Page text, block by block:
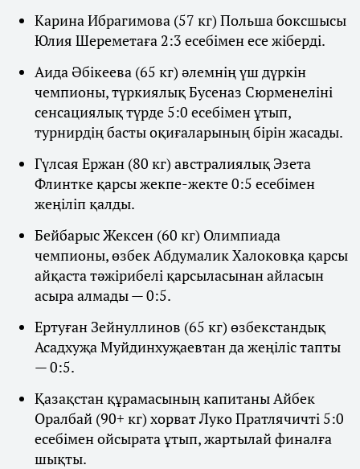
Карина Ибрагимова (57 кг) Польша боксшысы
Юлия Шереметаға 2:3 есебімен есе жіберді.
Аида Әбікеева (65 кг) әлемнің үш дүркін
чемпионы, түркиялық Бусеназ Сюрменеліні
сенсациялық түрде 5:0 есебімен ұтып,
турнирдің басты оқиғаларының бірін жасады.
Гүлсая Ержан (80 кг) австралиялық Эзета
Флинтке қарсы жекпе-жекте 0:5 есебімен
жеңіліп қалды.
Бейбарыс Жексен (60 кг) Олимпиада
чемпионы, өзбек Абдумалик Халоковқа қарсы
айқаста тәжірибелі қарсыласынан айласын
асыра алмады — 0:5.
Ертуған Зейнуллинов (65 кг) өзбекстандық
Асадхуҗа Муйдинхуҗаевтан да жеңіліс тапты
— 0:5.
Қазақстан құрамасының капитаны Айбек
Оралбай (90+ кг) хорват Луко Пратлячичті 5:0
есебімен ойсырата ұтып, жартылай финалға
шықты.